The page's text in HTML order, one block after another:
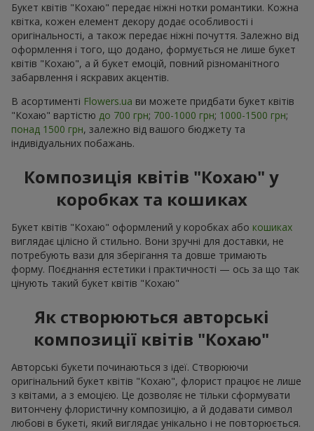
Букет квітів "Кохаю" передає ніжні нотки романтики. Кожна
квітка, кожен елемент декору додає особливості і
оригінальності, а також передає ніжні почуття. Залежно від
оформлення і того, що додано, формується не лише букет
квітів "Кохаю", а й букет емоцій, повний різноманітного
забарвлення і яскравих акцентів.
В асортименті Flowers.ua ви можете придбати букет квітів
"Кохаю" вартістю до 700 грн; 700-1000 грн; 1000-1500 грн;
понад 1500 грн, залежно від вашого бюджету та
індивідуальних побажань.
Композиція квітів "Кохаю" у
коробках та кошиках
Букет квітів "Кохаю" оформлений у коробках або кошиках
виглядає цілісно й стильно. Вони зручні для доставки, не
потребують вази для зберігання та довше тримають
форму. Поєднання естетики і практичності — ось за що так
цінують такий букет квітів "Кохаю"
Як створюються авторські
композиції квітів "Кохаю"
Авторські букети починаються з ідеї. Створюючи
оригінальний букет квітів "Кохаю", флорист працює не лише
з квітами, а з емоцією. Це дозволяє не тільки сформувати
витончену флористичну композицію, а й додавати символ
любові в букеті, який виглядає унікально і не повторюється.